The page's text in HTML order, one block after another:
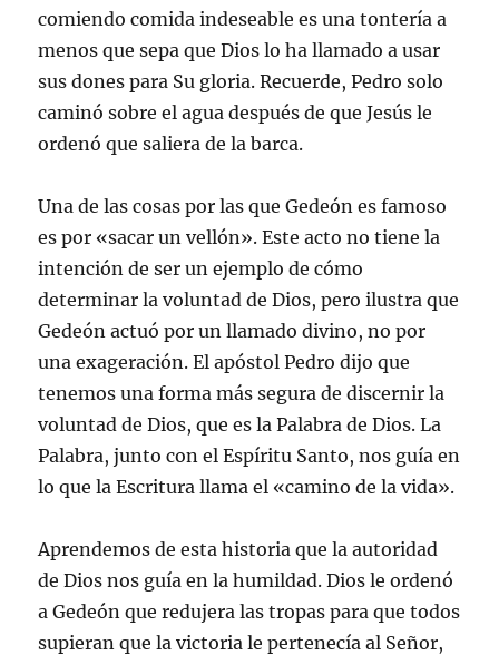
comiendo comida indeseable es una tontería a
menos que sepa que Dios lo ha llamado a usar
sus dones para Su gloria. Recuerde, Pedro solo
caminó sobre el agua después de que Jesús le
ordenó que saliera de la barca.
Una de las cosas por las que Gedeón es famoso
es por «sacar un vellón». Este acto no tiene la
intención de ser un ejemplo de cómo
determinar la voluntad de Dios, pero ilustra que
Gedeón actuó por un llamado divino, no por
una exageración. El apóstol Pedro dijo que
tenemos una forma más segura de discernir la
voluntad de Dios, que es la Palabra de Dios. La
Palabra, junto con el Espíritu Santo, nos guía en
lo que la Escritura llama el «camino de la vida».
Aprendemos de esta historia que la autoridad
de Dios nos guía en la humildad. Dios le ordenó
a Gedeón que redujera las tropas para que todos
supieran que la victoria le pertenecía al Señor,